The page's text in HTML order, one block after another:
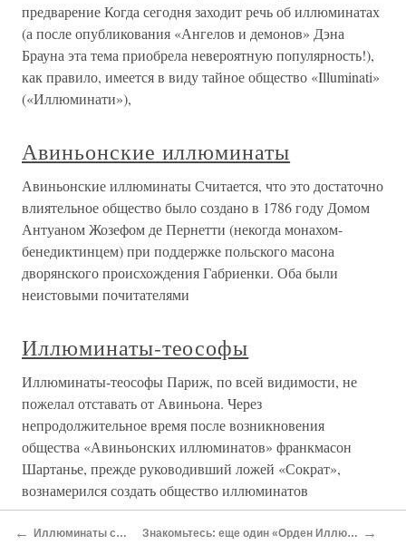
предварение Когда сегодня заходит речь об иллюминатах
(а после опубликования «Ангелов и демонов» Дэна
Брауна эта тема приобрела невероятную популярность!),
как правило, имеется в виду тайное общество «Illuminati»
(«Иллюминати»),
Авиньонские иллюминаты
Авиньонские иллюминаты Считается, что это достаточно
влиятельное общество было создано в 1786 году Домом
Антуаном Жозефом де Пернетти (некогда монахом-
бенедиктинцем) при поддержке польского масона
дворянского происхождения Габриенки. Оба были
неистовыми почитателями
Иллюминаты-теософы
Иллюминаты-теософы Париж, по всей видимости, не
пожелал отставать от Авиньона. Через
непродолжительное время после возникновения
общества «Авиньонских иллюминатов» франкмасон
Шартанье, прежде руководивший ложей «Сократ»,
вознамерился создать общество иллюминатов
Иллюминаты сегодня
← Иллюминаты сегодня Знакомьтесь: еще один «Орден Иллюминатов»! →